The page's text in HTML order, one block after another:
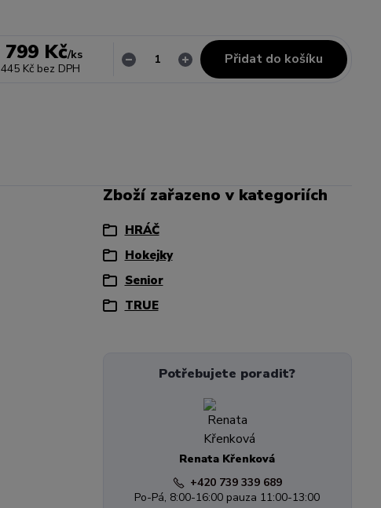
799 Kč/ks
Kč bez DPH
Přidat do košíku
Zboží zařazeno v kategoriích
HRÁČ
Hokejky
Senior
TRUE
Potřebujete poradit?
Renata Křenková
+420 739 339 689
Po-Pá, 8:00-16:00 pauza 11:00-13:00